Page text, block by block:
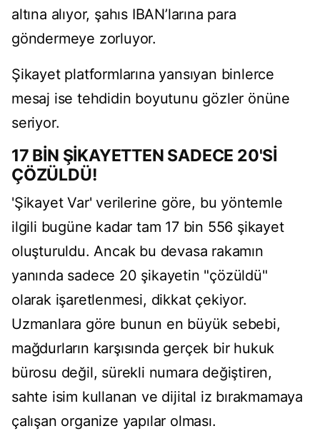
altına alıyor, şahıs IBAN’larına para
göndermeye zorluyor.
Şikayet platformlarına yansıyan binlerce
mesaj ise tehdidin boyutunu gözler önüne
seriyor.
17 BİN ŞİKAYETTEN SADECE 20'Sİ
ÇÖZÜLDÜ!
'Şikayet Var' verilerine göre, bu yöntemle
ilgili bugüne kadar tam 17 bin 556 şikayet
oluşturuldu. Ancak bu devasa rakamın
yanında sadece 20 şikayetin "çözüldü"
olarak işaretlenmesi, dikkat çekiyor.
Uzmanlara göre bunun en büyük sebebi,
mağdurların karşısında gerçek bir hukuk
bürosu değil, sürekli numara değiştiren,
sahte isim kullanan ve dijital iz bırakmamaya
çalışan organize yapılar olması.